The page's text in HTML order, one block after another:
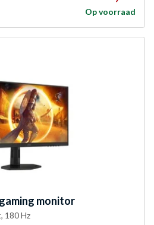
Op voorraad
monitor
180 Hz